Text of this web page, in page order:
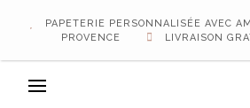
PAPETERIE PERSONNALISÉE AVEC
PROVENCE
LIVRAISON